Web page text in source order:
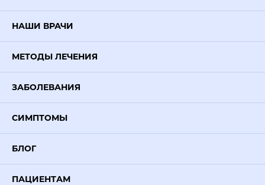
НАШИ ВРАЧИ
МЕТОДЫ ЛЕЧЕНИЯ
ЗАБОЛЕВАНИЯ
СИМПТОМЫ
БЛОГ
ПАЦИЕНТАМ